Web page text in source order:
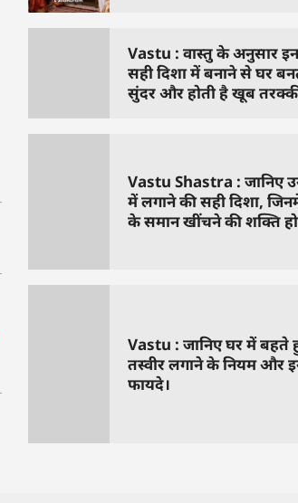
Vastu : वास्तु के अनुसार
सही दिशा में बनाने से घर
सुंदर और होती है खूब
Vastu Shastra : जानिए
में लगाने की सही दिशा,
के समान खींचने की शक्ति
Vastu : जानिए घर में बहते
तस्वीर लगाने के नियम और
फायदे।